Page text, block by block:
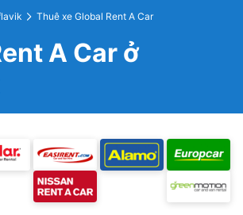
Thuê xe Global Rent A Car
A Car ở